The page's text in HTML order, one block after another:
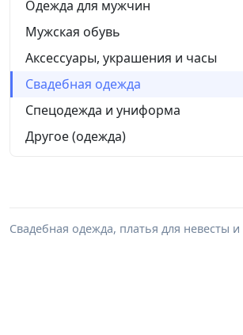
Одежда для мужчин
Мужская обувь
Аксессуары, украшения и часы
Свадебная одежда
Спецодежда и униформа
Другое (одежда)
Свадебная одежда, платья для невесты